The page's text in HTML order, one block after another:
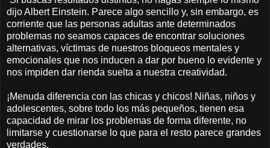
dijo Albert Einstein. Parece algo sencillo y, sin embargo, es
corriente que las personas adultas ante determinados
problemas no seamos capaces de encontrar soluciones
alternativas, víctimas de nuestros bloqueos mentales y
emocionales que nos inducen a dar por bueno lo evidente y
nos impiden dar rienda suelta a nuestra creatividad.
¡Menuda diferencia con las chicas y chicos! Niñas, niños y
adolescentes, sobre todo los más pequeños, tienen esa
capacidad de mirar los problemas de forma diferente, no
limitarse y cuestionarse lo que para el resto parece grandes
verdades.